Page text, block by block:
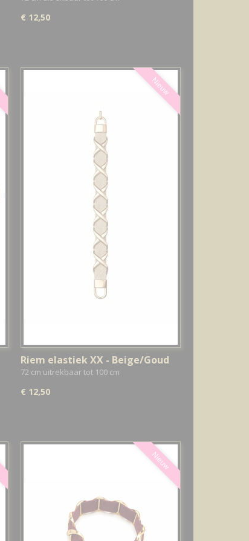
€ 12,50
Nieuw
Riem elastiek XX - Beige/Goud
72 cm uitrekbaar tot 100 cm
€ 12,50
Nieuw